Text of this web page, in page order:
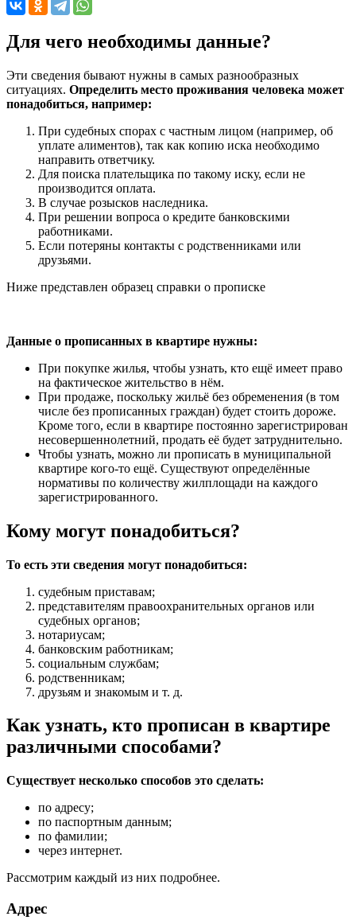
Для чего необходимы данные?
Эти сведения бывают нужны в самых разнообразных
ситуациях. Определить место проживания человека может
понадобиться, например:
При судебных спорах с частным лицом (например, об
уплате алиментов), так как копию иска необходимо
направить ответчику.
Для поиска плательщика по такому иску, если не
производится оплата.
В случае розысков наследника.
При решении вопроса о кредите банковскими
работниками.
Если потеряны контакты с родственниками или
друзьями.
Ниже представлен образец справки о прописке
Данные о прописанных в квартире нужны:
При покупке жилья, чтобы узнать, кто ещё имеет право
на фактическое жительство в нём.
При продаже, поскольку жильё без обременения (в том
числе без прописанных граждан) будет стоить дороже.
Кроме того, если в квартире постоянно зарегистрирован
несовершеннолетний, продать её будет затруднительно.
Чтобы узнать, можно ли прописать в муниципальной
квартире кого-то ещё. Существуют определённые
нормативы по количеству жилплощади на каждого
зарегистрированного.
Кому могут понадобиться?
То есть эти сведения могут понадобиться:
судебным приставам;
представителям правоохранительных органов или
судебных органов;
нотариусам;
банковским работникам;
социальным службам;
родственникам;
друзьям и знакомым и т. д.
Как узнать, кто прописан в квартире
различными способами?
Существует несколько способов это сделать:
по адресу;
по паспортным данным;
по фамилии;
через интернет.
Рассмотрим каждый из них подробнее.
Адрес